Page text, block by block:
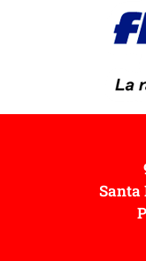
Santa